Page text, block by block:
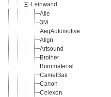
Leinwand
Alle
3M
AegAutomotive
Align
Artsound
Brother
Büromaterial
CamelBak
Canon
Celexon